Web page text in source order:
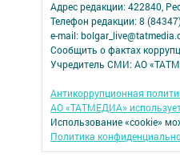
Адрес редакции: 422840,
Телефон редакции: 8
e-mail:
Сообщить о фактах
Учредитель СМИ: АО
Антикоррупционная
АО «ТАТМЕДИА»
Использование «cookie»
Политика